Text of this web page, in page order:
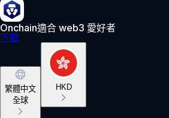
Onchain適合 web3 愛好者
下載
繁體中文
全球
HKD